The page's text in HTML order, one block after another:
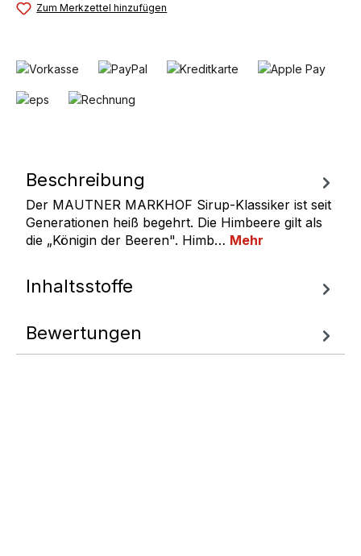
Zum Merkzettel hinzufügen
Beschreibung
Der MAUTNER MARKHOF Sirup-Klassiker ist seit
Generationen heiß begehrt. Die Himbeere gilt als
die „Königin der Beeren". Himb… Mehr
Inhaltsstoffe
Bewertungen